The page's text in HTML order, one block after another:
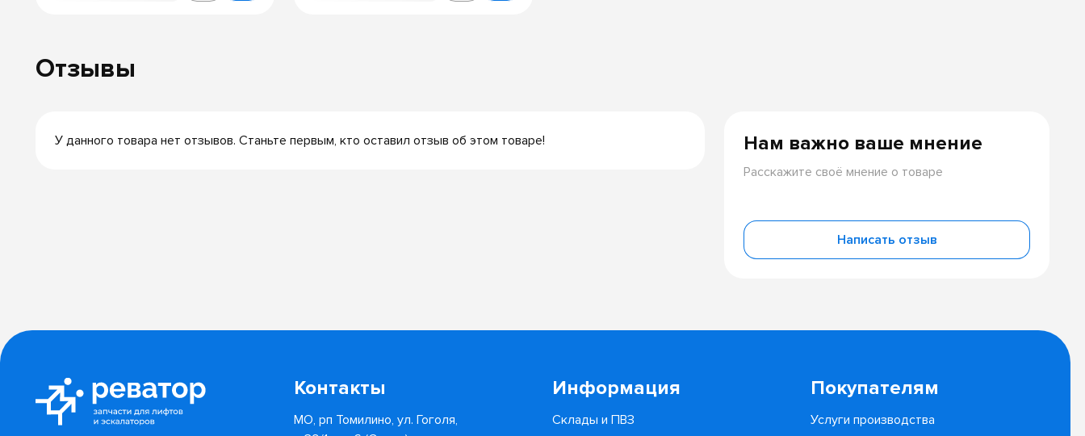
Отзывы
У данного товара нет отзывов. Станьте первым, кто оставил отзыв об этом товаре! Нам важно ваше мнение
Расскажите своё мнение о товаре
Написать отзыв
Контакты
МО, рп Томилино, ул. Гоголя,
Информация
Склады и ПВЗ
Покупателям
Услуги производства